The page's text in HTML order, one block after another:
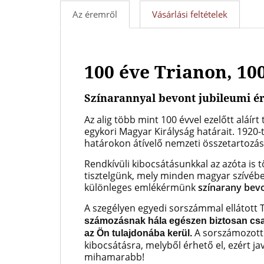
Az éremről Vásárlási feltételek
100 éve Trianon,
Színarannyal bevont jubileumi
Az alig több mint 100 évvel ezelőtt
egykori Magyar Királyság határait.
határokon átívelő nemzeti
Rendkívüli kibocsátásunkkal az azóta
tisztelgünk, mely minden magyar
különleges emlékérmünkszínarany
A szegélyen egyedi sorszámmal
számozásnak hála egészen biztosan
az Ön tulajdonába kerül. A
kibocsátásra, melyből érhető el, ezért
mihamarabb!